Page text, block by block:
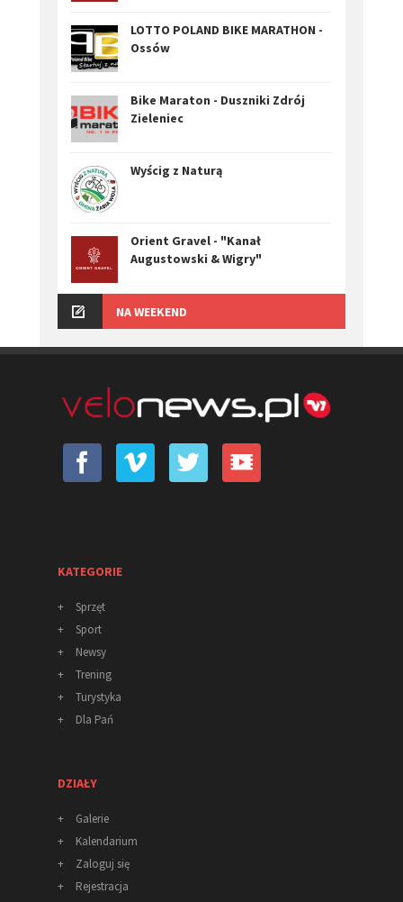
LOTTO POLAND BIKE MARATHON -
Ossów
Bike Maraton - Duszniki Zdrój
Zieleniec
Wyścig z Naturą
Orient Gravel - "Kanał
Augustowski & Wigry"
NA WEEKEND
KATEGORIE
+
Sprzęt
+
Sport
+
Newsy
+
Trening
+
Turystyka
+
Dla Pań
DZIAŁY
+
Galerie
+
Kalendarium
+
Zaloguj się
+
Rejestracja